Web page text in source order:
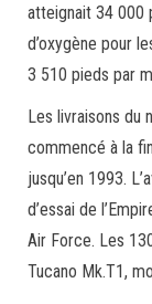
atteignait 34 000
d’oxygène pour
3 510 pieds par
Les livraisons du
commencé à la
jusqu’en 1993.
d’essai de
Air Force. Les
Tucano Mk.T1,